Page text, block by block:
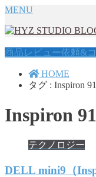
MENU
商品レビュー依頼&
HOME
タグ : Inspiron
Inspiron
テクノロジー
DELL mini9（